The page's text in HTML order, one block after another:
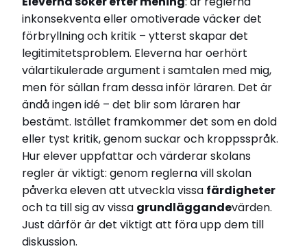
inkonsekventa eller omotiverade väcker det
förbryllning och kritik – ytterst skapar det
legitimitetsproblem. Eleverna har oerhört
välartikulerade argument i samtalen med mig,
men för sällan fram dessa inför läraren. Det är
ändå ingen idé – det blir som läraren har
bestämt. Istället framkommer det som en dold
eller tyst kritik, genom suckar och kroppsspråk.
Hur elever uppfattar och värderar skolans
regler är viktigt: genom reglerna vill skolan
påverka eleven att utveckla vissa färdigheter
och ta till sig av vissa grundläggandevärden.
Just därför är det viktigt att föra upp dem till
diskussion.